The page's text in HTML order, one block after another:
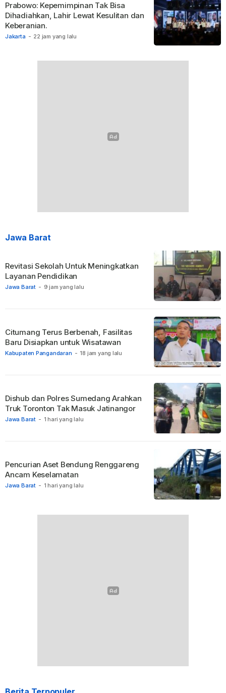
Jakarta - 22 jam yang lalu
Prabowo: Kepemimpinan Tak Bisa
Dihadiahkan, Lahir Lewat Kesulitan dan
Keberanian.
Jawa Barat
Jawa Barat - 9 jam yang lalu
Revitasi Sekolah Untuk Meningkatkan
Layanan Pendidikan
Kabupaten Pangandaran - 18 jam yang lalu
Citumang Terus Berbenah, Fasilitas
Baru Disiapkan untuk Wisatawan
Jawa Barat - 1 hari yang lalu
Dishub dan Polres Sumedang Arahkan
Truk Toronton Tak Masuk Jatinangor
Jawa Barat - 1 hari yang lalu
Pencurian Aset Bendung Renggareng
Ancam Keselamatan